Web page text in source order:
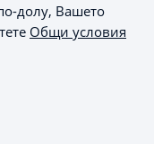
Начини
долу, Вашето
Общи условия